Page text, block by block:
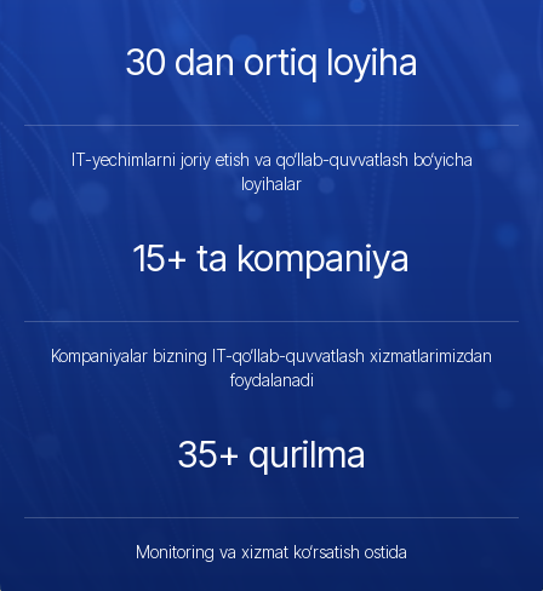
30 dan ortiq loyiha
IT-yechimlarni joriy etish va qo‘llab-quvvatlash bo‘yicha
loyihalar
15+ ta kompaniya
Kompaniyalar bizning IT-qo‘llab-quvvatlash xizmatlarimizdan
foydalanadi
35+ qurilma
Monitoring va xizmat ko‘rsatish ostida